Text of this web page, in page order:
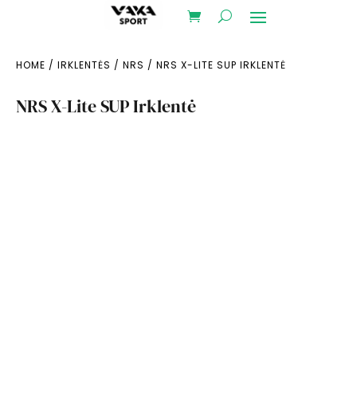
HOME / IRKLENTĖS / NRS / NRS X-LITE SUP IRKLENTĖ
NRS X-Lite SUP Irklentė